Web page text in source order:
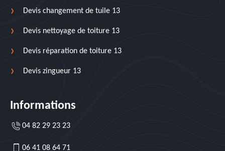
Devis changement de tuile 13
Devis nettoyage de toiture 13
Devis réparation de toiture 13
Devis zingueur 13
Informations
04 82 29 23 23
06 41 08 64 71